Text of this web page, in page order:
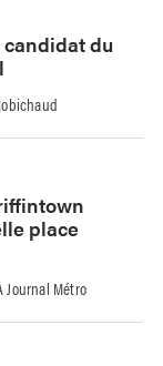
candidat du
place
Journal Métro